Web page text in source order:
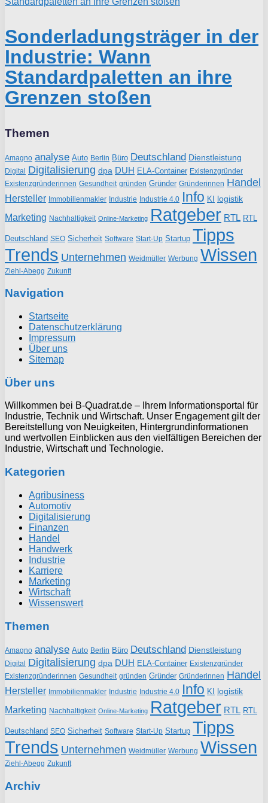
Sonderladungsträger in der
Industrie: Wann
Standardpaletten an ihre
Grenzen stoßen
Themen
Amagno analyse Auto Berlin Büro Deutschland Dienstleistung
Digital Digitalisierung dpa DUH ELA-Container Existenzgründer
Existenzgründerinnen Gesundheit gründen Gründer Gründerinnen Handel
Hersteller Immobilienmakler Industrie Industrie 4.0 Info KI logistik
Marketing Nachhaltigkeit Online-Marketing Ratgeber RTL RTL
Deutschland SEO Sicherheit Software Start-Up Startup Tipps
Trends Unternehmen Weidmüller Werbung Wissen
Ziehl-Abegg Zukunft
Navigation
Startseite
Datenschutzerklärung
Impressum
Über uns
Sitemap
Über uns
Willkommen bei B-Quadrat.de – Ihrem Informationsportal für
Industrie, Technik und Wirtschaft. Unser Engagement gilt der
Bereitstellung von Neuigkeiten, Hintergrundinformationen
und wertvollen Einblicken aus den vielfältigen Bereichen der
Industrie, Wirtschaft und Technologie.
Kategorien
Agribusiness
Automotiv
Digitalisierung
Finanzen
Handel
Handwerk
Industrie
Karriere
Marketing
Wirtschaft
Wissenswert
Themen
Amagno analyse Auto Berlin Büro Deutschland Dienstleistung
Digital Digitalisierung dpa DUH ELA-Container Existenzgründer
Existenzgründerinnen Gesundheit gründen Gründer Gründerinnen Handel
Hersteller Immobilienmakler Industrie Industrie 4.0 Info KI logistik
Marketing Nachhaltigkeit Online-Marketing Ratgeber RTL RTL
Deutschland SEO Sicherheit Software Start-Up Startup Tipps
Trends Unternehmen Weidmüller Werbung Wissen
Ziehl-Abegg Zukunft
Archiv